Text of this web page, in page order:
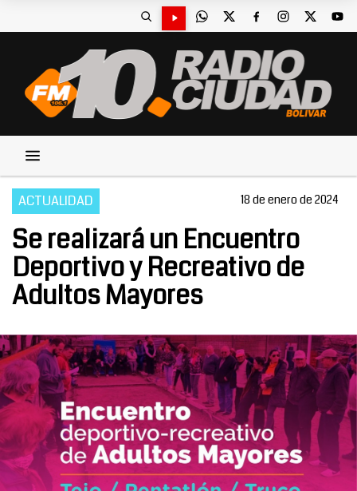
ACTUALIDAD 18 de enero de 2024
Se realizará un Encuentro
Deportivo y Recreativo de
Adultos Mayores